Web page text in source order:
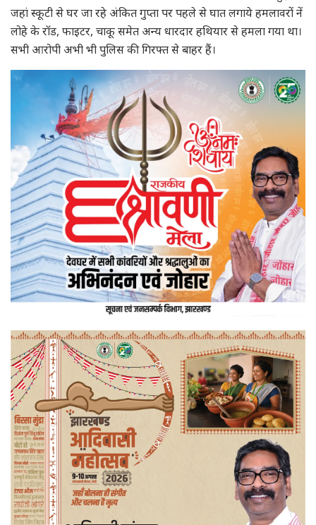
जहां स्कूटी से घर जा रहे अंकित गुप्ता पर पहले से घात लगाये हमलावरों नें
लोहे के रॉड, फाइटर, चाकू समेत अन्य धारदार हथियार से हमला गया था।
सभी आरोपी अभी भी पुलिस की गिरफ्त से बाहर हैं।